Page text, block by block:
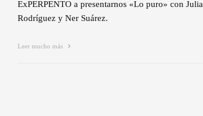
ExPERPENTO a presentarnos «Lo puro» con Julia
Rodríguez y Ner Suárez.
Leer mucho más